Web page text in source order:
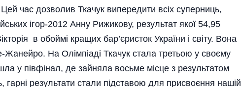
час дозволив Ткачук випередити всіх суперниць,
ігор-2012 Анну Рижикову, результат якої 54,95
в обоймі кращих бар’єристок України і світу. Вона
На Олімпіаді Ткачук стала третьою у своєму
у півфінал, де зайняла восьме місце з результатом
гарні результати стали підставою для присвоєння нашій